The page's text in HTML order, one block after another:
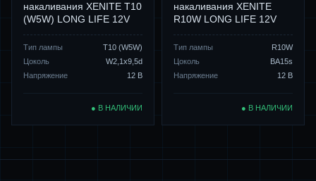
накаливания XENITE T10
(W5W) LONG LIFE 12V
Тип лампы
Т10 (W5W)
Цоколь
W2,1x9,5d
Напряжение
12 В
● В НАЛИЧИИ
накаливания XENITE
R10W LONG LIFE 12V
Тип лампы
R10W
Цоколь
BA15s
Напряжение
12 В
● В НАЛИЧИИ